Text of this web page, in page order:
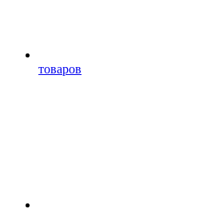
товаров